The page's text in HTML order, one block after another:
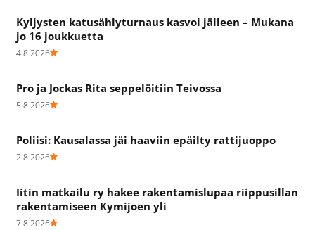
Kyljysten katusählyturnaus kasvoi jälleen – Mukana
jo 16 joukkuetta
4.8.2026
Pro ja Jockas Rita seppelöitiin Teivossa
5.8.2026
Poliisi: Kausalassa jäi haaviin epäilty rattijuoppo
2.8.2026
Iitin matkailu ry hakee rakentamislupaa riippusillan
rakentamiseen Kymijoen yli
7.8.2026